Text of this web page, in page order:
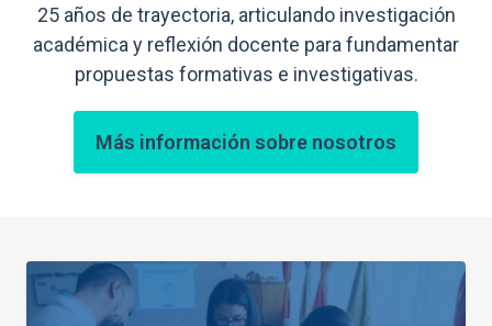
25 años de trayectoria, articulando investigación
académica y reflexión docente para fundamentar
propuestas formativas e investigativas.
Más información sobre nosotros